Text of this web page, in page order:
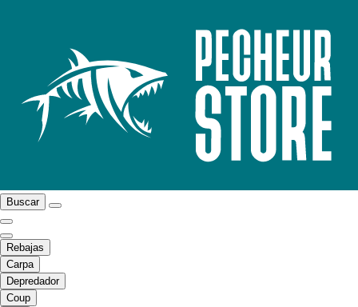
Buscar
Rebajas
Carpa
Depredador
Coup